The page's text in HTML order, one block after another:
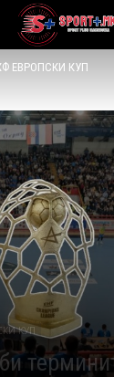
ЕВРОПСКИ КУП
КУП